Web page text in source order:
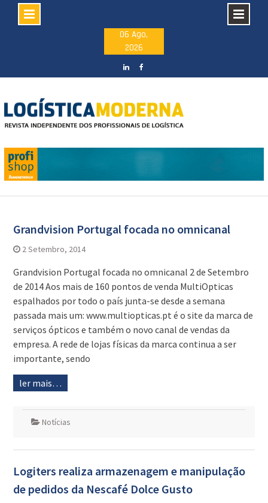
06 Ago,
2026
Artigos
Grandvision Portugal focada no omnicanal
2 Setembro, 2014
Grandvision Portugal focada no omnicanal 2 de Setembro
de 2014 Aos mais de 160 pontos de venda MultiOpticas
espalhados por todo o país junta-se desde a semana
passada mais um: www.multiopticas.pt é o site da marca de
serviços ópticos e também o novo canal de vendas da
empresa. A rede de lojas físicas da marca continua a ser
importante, sendo
ler mais…
Notícias
Logiters realiza armazenagem e manipulação
de pedidos da Nescafé Dolce Gusto